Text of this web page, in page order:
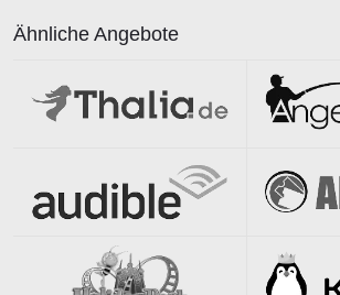
Ähnliche Angebote